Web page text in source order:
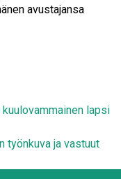
avustajansa
lapsi
työnkuva ja vastuut